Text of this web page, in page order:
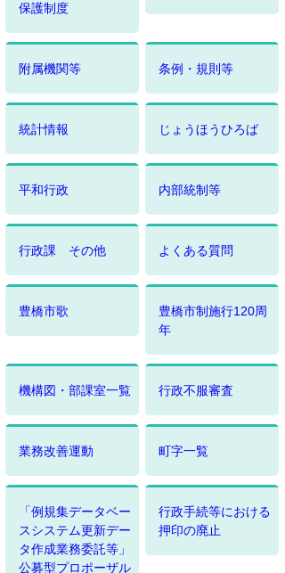
保護制度
附属機関等 条例・規則等
統計情報 じょうほうひろば
平和行政 内部統制等
行政課 その他 よくある質問
豊橋市歌
豊橋市制施行120周
年
機構図・部課室一覧 行政不服審査
業務改善運動 町字一覧
「例規集データベー
スシステム更新デー
タ作成業務委託等」
公募型プロポーザル
行政手続等における
押印の廃止